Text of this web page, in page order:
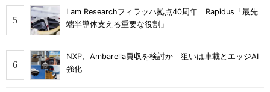
Lam Researchフィラッハ拠点40周年 Rapidus「最先
端半導体支える重要な役割」
NXP、Ambarella買収を検討か 狙いは車載とエッジAI
強化